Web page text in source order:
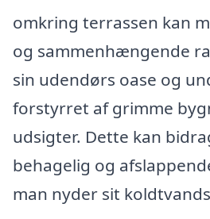
omkring terrassen kan
og sammenhængende
sin udendørs oase og
forstyrret af grimme
udsigter. Dette kan
behagelig og
man nyder sit